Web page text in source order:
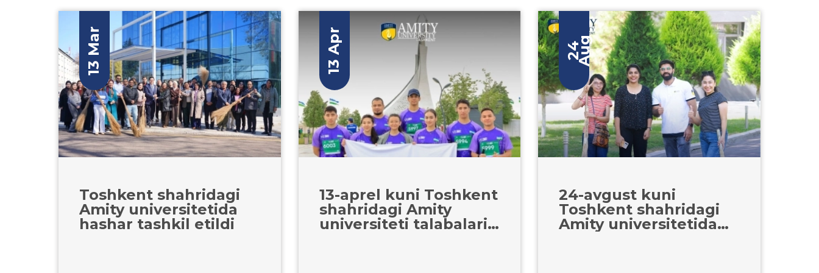
13 Mar
Toshkent shahridagi
Amity universitetida
hashar tashkil etildi
13 Apr
13-aprel kuni Toshkent
shahridagi Amity
universiteti talabalari
2
4
A
ug
24-avgust kuni
Toshkent shahridagi
Amity universitetida